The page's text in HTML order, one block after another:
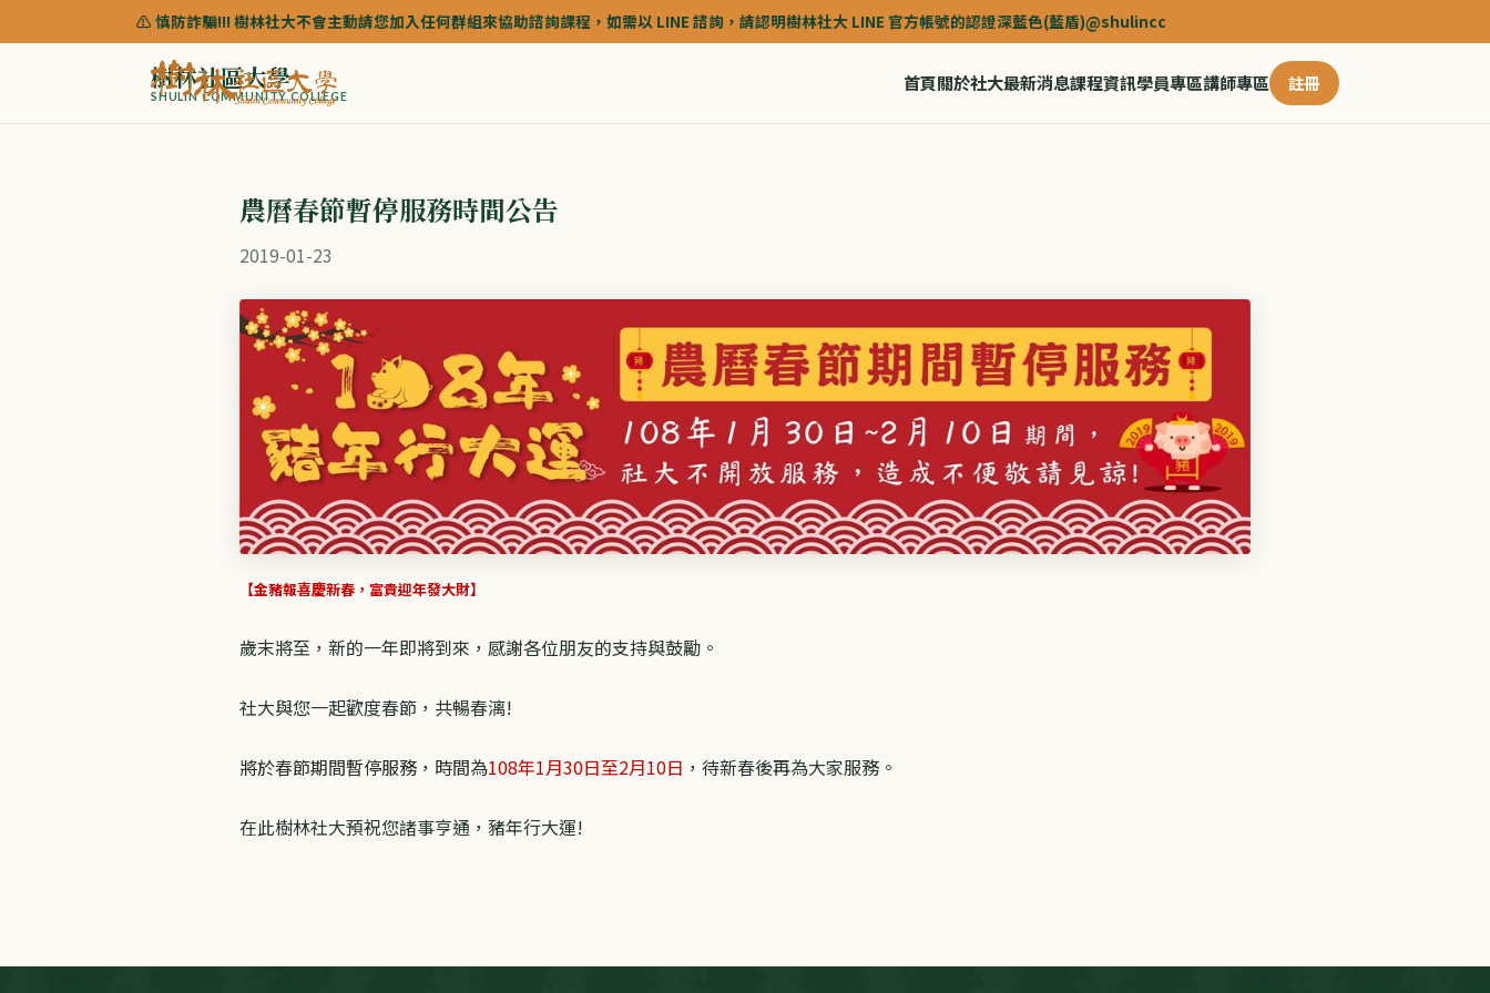
⚠️ 慎防詐騙!!! 樹林社大不會主動請您加入任何群組來協助諮詢課程，如需以 LINE 諮詢，請認明樹林社大 LINE 官方帳號的認證深藍色(藍盾)@shulincc
樹林社區大學
SHULIN COMMUNITY COLLEGE
首頁關於社大最新消息課程資訊學員專區講師專區 註冊
農曆春節暫停服務時間公告
2019-01-23
【金豬報喜慶新春，富貴迎年發大財】
歲末將至，新的一年即將到來，感謝各位朋友的支持與鼓勵。
社大與您一起歡度春節，共暢春漓!
將於春節期間暫停服務，時間為108年1月30日至2月10日 ，待新春後再為大家服務。
在此樹林社大預祝您諸事亨通，豬年行大運!